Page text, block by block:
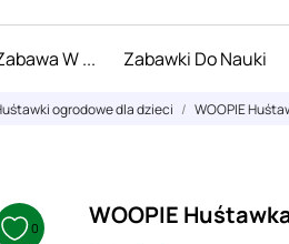
W ... Zabawki Do Nauki
ogrodowe dla dzieci WOOPIE
0 WOOPIE